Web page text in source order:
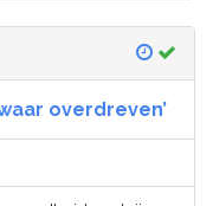
overdreven’